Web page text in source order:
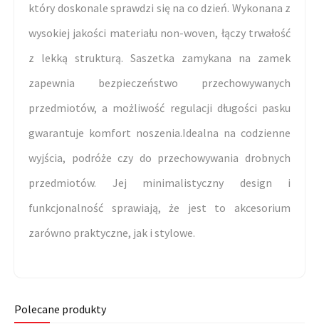
który doskonale sprawdzi się na co dzień. Wykonana z
wysokiej jakości materiału non-woven, łączy trwałość
z lekką strukturą. Saszetka zamykana na zamek
zapewnia bezpieczeństwo przechowywanych
przedmiotów, a możliwość regulacji długości pasku
gwarantuje komfort noszenia.Idealna na codzienne
wyjścia, podróże czy do przechowywania drobnych
przedmiotów. Jej minimalistyczny design i
funkcjonalność sprawiają, że jest to akcesorium
zarówno praktyczne, jak i stylowe.
Polecane produkty